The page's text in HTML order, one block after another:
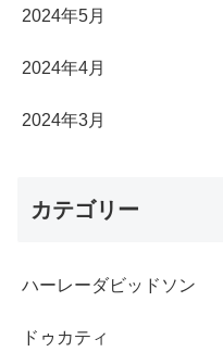
2024年5月
2024年4月
2024年3月
カテゴリー
ハーレーダビッドソン
ドゥカティ